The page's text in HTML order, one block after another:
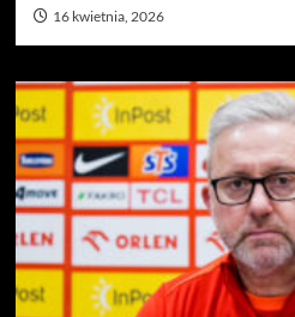
16 kwietnia, 2026